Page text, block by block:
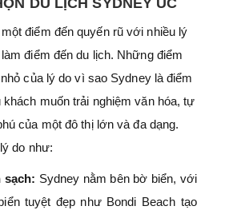
DU LỊCH SYDNEY ÚC
một điểm đến quyến rũ với nhiều lý
điểm đến du lịch. Những điểm
của lý do vì sao Sydney là điểm
muốn trải nghiệm văn hóa, tự
của một đô thị lớn và đa dạng.
do như:
sạch: Sydney nằm bên bờ biển, với
tuyệt đẹp như Bondi Beach tạo